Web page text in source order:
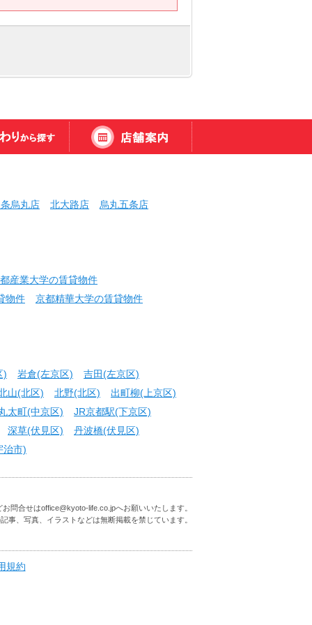
烏丸店 北大路店
烏丸五条店
産業大学の賃貸物件
物件
京都精華大学の賃貸物件
) 岩倉(左京区)
吉田(左京区)
山(北区) 北野(北区)
出町柳(上京区)
太町(中京区)
JR京都駅(下京区)
深草(伏見区)
丹波橋(伏見区)
治市)
問合せはoffice@kyoto-life.co.jpへお願いいたします。
事、写真、イラストなどは無断掲載を禁じています。
規約